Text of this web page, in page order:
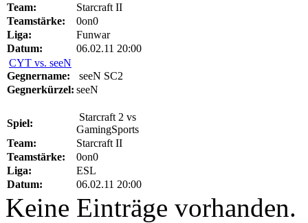
Team:
Starcraft II
Teamstärke:
0on0
Liga:
Funwar
Datum:
06.02.11 20:00
CYT vs. seeN
Gegnername:
seeN SC2
Gegnerkürzel: seeN
Spiel:
Starcraft 2 vs
GamingSports
Team:
Starcraft II
Teamstärke:
0on0
Liga:
ESL
Datum:
06.02.11 20:00
Keine Einträge vorhanden.